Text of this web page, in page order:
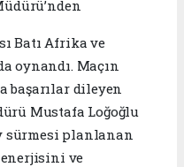
Batı Afrika ve
oynandı. Maçın
başarılar dileyen
Mustafa Loğoğlu
sürmesi planlanan
ve